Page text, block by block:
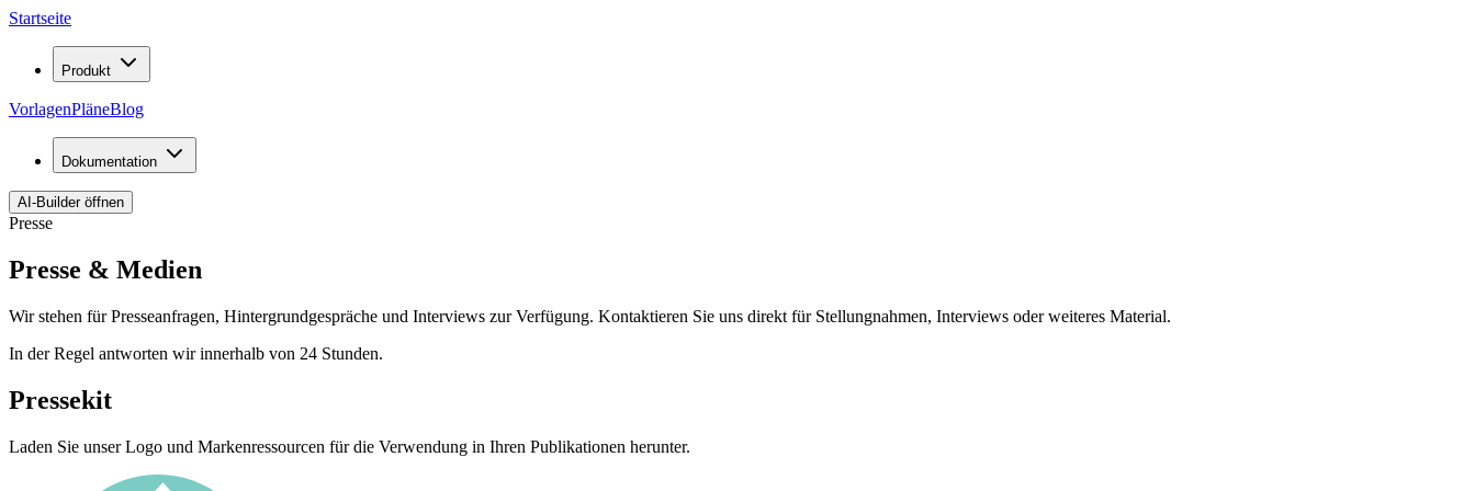
Startseite
Produkt
VorlagenPläneBlog
Dokumentation
AI-Builder öffnen
Presse
Presse & Medien
Wir stehen für Presseanfragen, Hintergrundgespräche und Interviews zur Verfügung. Kontaktieren Sie uns direkt für Stellungnahmen, Interviews oder weiteres Material.
In der Regel antworten wir innerhalb von 24 Stunden.
Pressekit
Laden Sie unser Logo und Markenressourcen für die Verwendung in Ihren Publikationen herunter.